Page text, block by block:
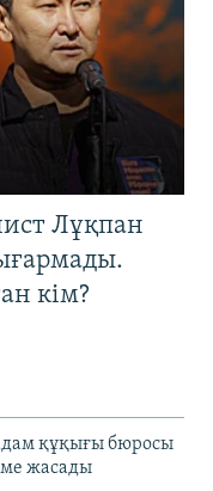
Лұқпан
кім?
құқығы бюросы
жасады